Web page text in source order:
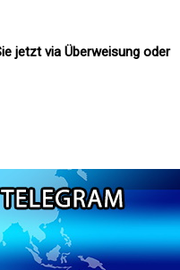
jetzt via Überweisung oder